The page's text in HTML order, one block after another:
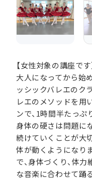
【女性対象の講座です
大人になってから始
ッシックバレエのク
レエのメソッドを用
ンで、1時間半たっぷ
身体の硬さは問題に
続けていくことが大
体が動くようになり
で、身体づくり、体
な音楽に合わせて踊